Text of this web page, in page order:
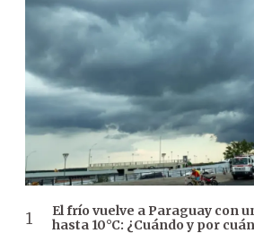
El frío vuelve a Paraguay con
hasta 10°C: ¿Cuándo y por